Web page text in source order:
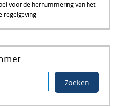
voor de hernummering van het
regelgeving